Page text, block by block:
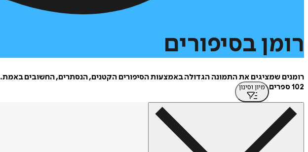
רומן בסיפורים
רומנים שמציגים את התמונה הגדולה באמצעות הסיפורים הקטנים, הנסתרים, החשובים באמת.
102 ספרים
מיון וסינון